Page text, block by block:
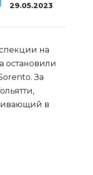
29.05.2023
на
остановили
За
в